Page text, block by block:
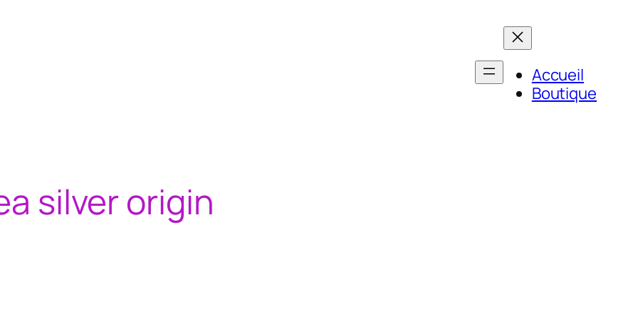
Accueil
Boutique
silver origin